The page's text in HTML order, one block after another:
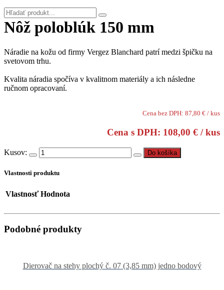
Nôž poloblúk 150 mm
Náradie na kožu od firmy Vergez Blanchard patrí medzi špičku na
svetovom trhu.
Kvalita náradia spočíva v kvalitnom materiály a ich následne
ručnom opracovaní.
Cena bez DPH: 87,80 € / kus
Cena s DPH: 108,00 € / kus
Kusov: Do košíka
Vlastnosti produktu
Vlastnosť Hodnota
Podobné produkty
Dierovač na stehy plochý č. 07 (3,85 mm) jedno bodový